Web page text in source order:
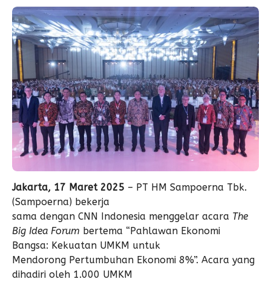
Jakarta, 17 Maret 2025 – PT HM Sampoerna Tbk.
(Sampoerna) bekerja
sama dengan CNN Indonesia menggelar acara The
Big Idea Forum bertema “Pahlawan Ekonomi
Bangsa: Kekuatan UMKM untuk
Mendorong Pertumbuhan Ekonomi 8%”. Acara yang
dihadiri oleh 1.000 UMKM